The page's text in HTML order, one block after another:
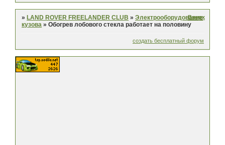
» LAND ROVER FREELANDER CLUB »Электрооборудование
кузова »Обогрев лобового стекла работает на половину
Вверх
создать бесплатный форум